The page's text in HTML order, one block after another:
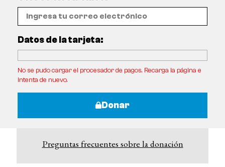
Datos de la tarjeta:
No se pudo cargar el procesador de pagos. Recarga la página e
intenta de nuevo.
Donar
Preguntas frecuentes sobre la donación